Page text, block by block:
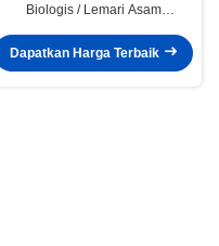
Biologis / Lemari Asam
VFD
Dapatkan Harga Terbaik